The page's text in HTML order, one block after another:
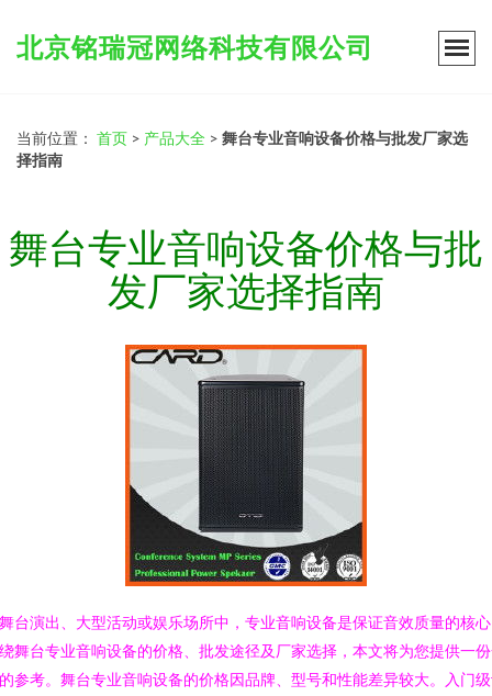
北京铭瑞冠网络科技有限公司
当前位置： 首页 > 产品大全 > 舞台专业音响设备价格与批发厂家选
择指南
舞台专业音响设备价格与批
发厂家选择指南
台演出、大型活动或娱乐场所中，专业音响设备是保证音效质量的核
舞台专业音响设备的价格、批发途径及厂家选择，本文将为您提供一
参考。舞台专业音响设备的价格因品牌、型号和性能差异较大。入门